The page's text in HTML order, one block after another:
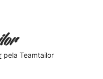
pela Teamtailor